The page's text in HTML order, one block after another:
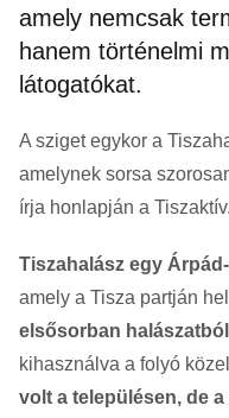
amely nemcsak
hanem történelmi
látogatókat.
A sziget egykor a
amelynek sorsa
írja honlapján a
Tiszahalász egy
amely a Tisza partján
elsősorban
kihasználva a folyó
volt a településen, de